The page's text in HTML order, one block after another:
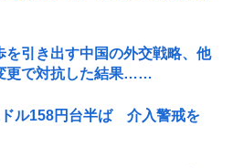
を引き出す中国の外交戦略、他
更で対抗した結果……
ドル158円台半ば 介入警戒を